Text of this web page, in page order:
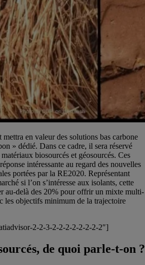
en valeur des solutions bas carbone
» dédié. Dans ce cadre, il sera réservé
biosourcés et géosourcés. Ces
intéressante au regard des nouvelles
portées par la RE2020. Représentant
si l’on s’intéresse aux isolants, cette
au-delà des 20% pour offrir un mixte multi-
les objectifs minimum de la trajectoire
2-2-3-2-2-2-2-2-2-2-2″]
de quoi parle-t-on ?